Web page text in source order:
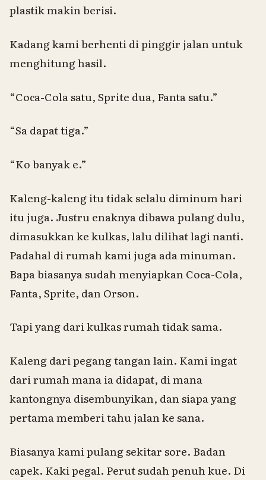
plastik makin berisi.
Kadang kami berhenti di pinggir jalan untuk
menghitung hasil.
“Coca-Cola satu, Sprite dua, Fanta satu.”
“Sadapat tiga.”
“Kobanyake.”
Kaleng-kaleng itu tidak selalu diminum hari
itu juga. Justru enaknya dibawa pulang dulu,
dimasukkan ke kulkas, lalu dilihat lagi nanti.
Padahal di rumah kami juga ada minuman.
Bapa biasanya sudah menyiapkan Coca-Cola,
Fanta, Sprite, dan Orson.
Tapi yang dari kulkas rumah tidak sama.
Kaleng dari pegang tangan lain. Kami ingat
dari rumah mana ia didapat, di mana
kantongnya disembunyikan, dan siapa yang
pertama memberi tahu jalan ke sana.
Biasanya kami pulang sekitar sore. Badan
capek. Kaki pegal. Perut sudah penuh kue. Di